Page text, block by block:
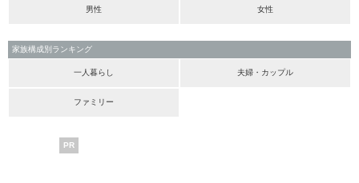
男性 女性
家族構成別ランキング
一人暮らし 夫婦・カップル
ファミリー
PR